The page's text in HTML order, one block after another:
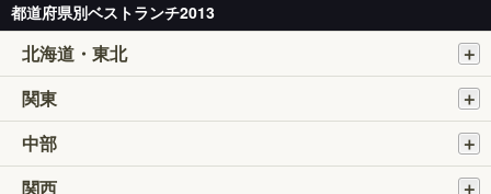
都道府県別ベストランチ2013
北海道・東北
関東
中部
関西